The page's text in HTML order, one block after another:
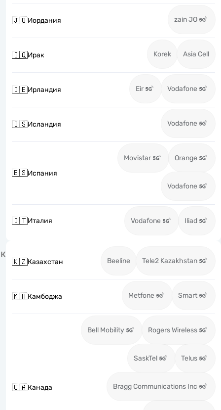
🇯🇴Иордания zain JO
🇮🇶Ирак Korek Asia Cell
🇮🇪Ирландия Eir Vodafone
🇮🇸Исландия Vodafone
🇪🇸Испания
Movistar Orange
Vodafone
🇮🇹Италия Vodafone Iliad
К
🇰🇿Казахстан Beeline Tele2 Kazakhstan
🇰🇭Камбоджа Metfone Smart
🇨🇦Канада
Bell Mobility Rogers Wireless
SaskTel Telus
Bragg Communications Inc